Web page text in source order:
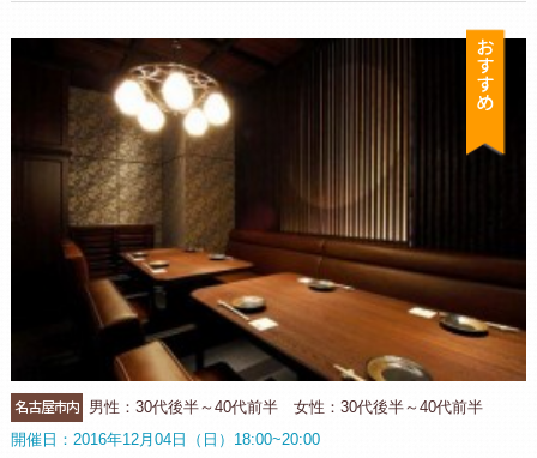
お
名古屋市内
男性：30代後半～40代前半 女性：30代後半～40代前半
開催日：2016年12月04日（日）18:00~20:00